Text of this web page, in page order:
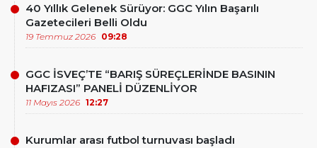
40 Yıllık Gelenek Sürüyor: GGC Yılın Başarılı
Gazetecileri Belli Oldu
19 Temmuz 2026 09:28
GGC İSVEÇ’TE “BARIŞ SÜREÇLERİNDE BASININ
HAFIZASI” PANELİ DÜZENLİYOR
11 Mayıs 2026 12:27
Kurumlar arası futbol turnuvası başladı